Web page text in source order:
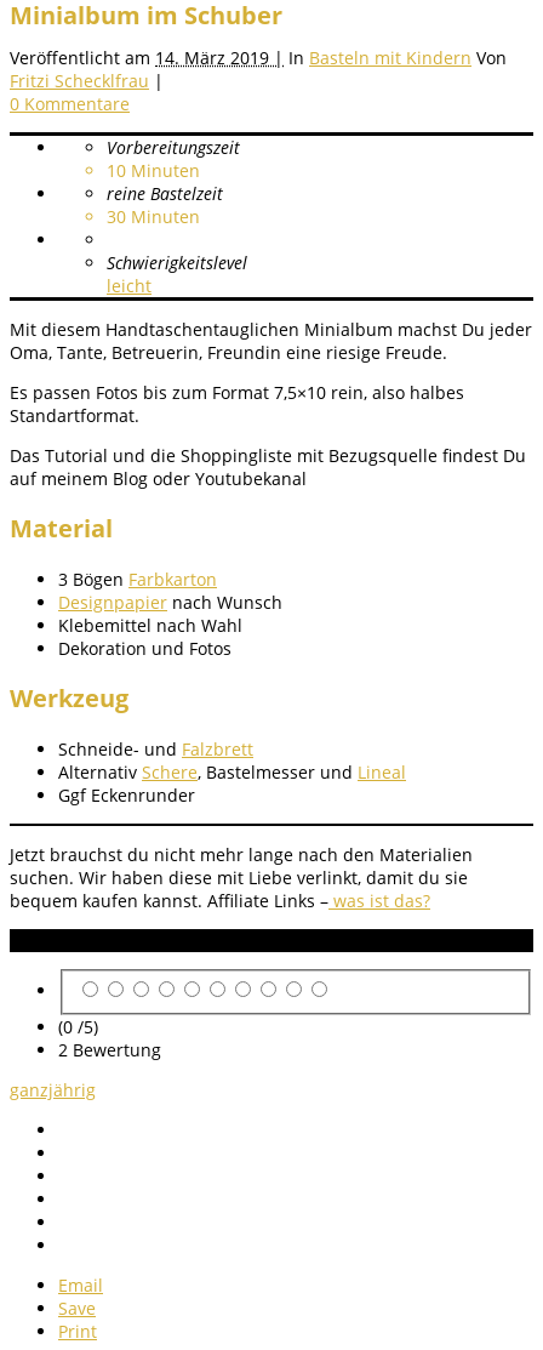
Minialbum im Schuber
Veröffentlicht am 14. März 2019 | In Basteln mit Kindern Von
Fritzi Schecklfrau |
0 Kommentare
Vorbereitungszeit
10 Minuten
reine Bastelzeit
30 Minuten
Schwierigkeitslevel
leicht
Mit diesem Handtaschentauglichen Minialbum machst Du jeder
Oma, Tante, Betreuerin, Freundin eine riesige Freude.
Es passen Fotos bis zum Format 7,5×10 rein, also halbes
Standartformat.
Das Tutorial und die Shoppingliste mit Bezugsquelle findest Du
auf meinem Blog oder Youtubekanal
Material
3 Bögen Farbkarton
Designpapier nach Wunsch
Klebemittel nach Wahl
Dekoration und Fotos
Werkzeug
Schneide- und Falzbrett
Alternativ Schere, Bastelmesser und Lineal
Ggf Eckenrunder
Jetzt brauchst du nicht mehr lange nach den Materialien
suchen. Wir haben diese mit Liebe verlinkt, damit du sie
bequem kaufen kannst. Affiliate Links – was ist das?
(0 /5)
2 Bewertung
ganzjährig
Email
Save
Print